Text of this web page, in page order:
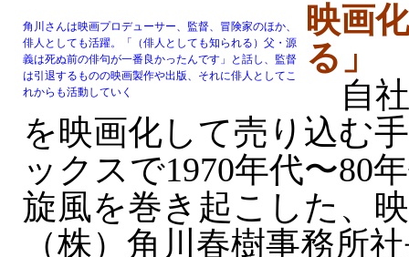
角川さんは映画プロデューサー、監督、冒険家のほか、
俳人としても活躍。「（俳人としても知られる）父・源
義は死ぬ前の俳句が一番良かったんです」と話し、監督
は引退するものの映画製作や出版、それに俳人としてこ
れからも活動していく
映画
る」
自社
を映画化して売り込む
ックスで1970年代〜80
旋風を巻き起こした、
（株）角川春樹事務所